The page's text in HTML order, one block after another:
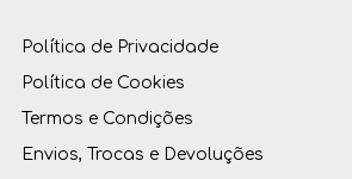
Política de Privacidade
Política de Cookies
Termos e Condições
Envios, Trocas e Devoluções